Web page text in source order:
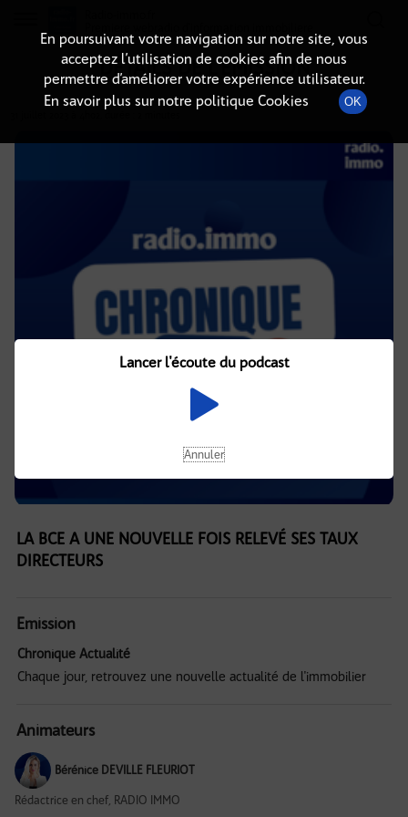
DÉTAILS DE L'ÉMISSION
LA BCE A UNE NOUVELLE FOIS RELEVÉ SES TAUX
DIRECTEURS
Emission
Chronique Actualité
Chaque jour, retrouvez une nouvelle actualité de l'immobilier
Animateurs
Bérénice DEVILLE FLEURIOT
Rédactrice en chef, RADIO IMMO
En poursuivant votre navigation sur notre site, vous
acceptez l’utilisation de cookies afin de nous
permettre d’améliorer votre expérience utilisateur.
En savoir plus sur notre politique Cookies
OK
Lancer l'écoute du podcast
Annuler